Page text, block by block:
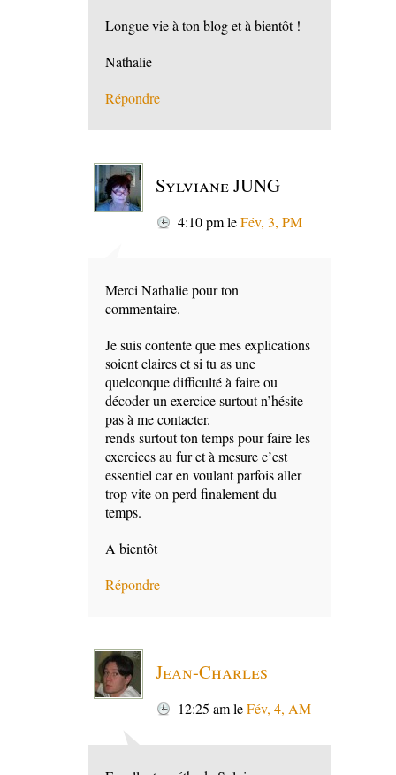
Longue vie à ton blog et à bientôt !
Nathalie
Répondre
Sylviane JUNG
4:10 pmleFév, 3, PM
Merci Nathalie pour ton
commentaire.
Je suis contente que mes explications
soient claires et si tu as une
quelconque difficulté à faire ou
décoder un exercice surtout n’hésite
pas à me contacter.
rends surtout ton temps pour faire les
exercices au fur et à mesure c’est
essentiel car en voulant parfois aller
trop vite on perd finalement du
temps.
A bientôt
Répondre
Jean-Charles
12:25 amleFév, 4, AM